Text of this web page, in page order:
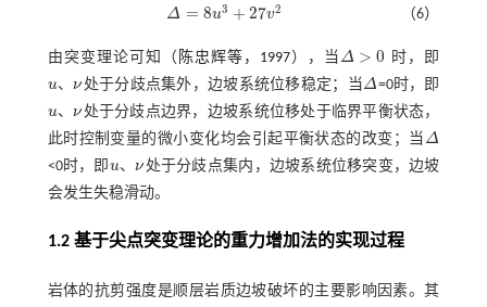
Δ = 8u3 + 27v2
Δ= 8u 3+27 v2 （6）
由突变理论可知（ 陈忠辉等，1997），当 Δ > 0
Δ> 0 时，即
u
u、ν
ν 处于分歧点集外，边坡系统位移稳定；当Δ
Δ =0时，即
u
u、ν
ν 处于分歧点边界，边坡系统位移处于临界平衡状态，
此时控制变量的微小变化均会引起平衡状态的改变；当 Δ
Δ
<0时，即u
u、ν
ν 处于分歧点集内，边坡系统位移突变，边坡
会发生失稳滑动。
1.2 基于尖点突变理论的重力增加法的实现过程
岩体的抗剪强度是顺层岩质边坡破坏的主要影响因素。其